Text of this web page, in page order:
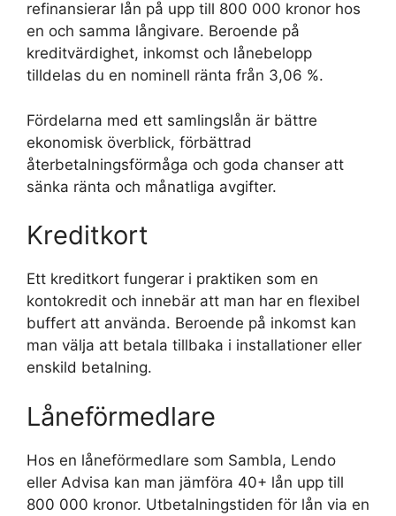
refinansierar lån på upp till 800 000 kronor hos
en och samma långivare. Beroende på
kreditvärdighet, inkomst och lånebelopp
tilldelas du en nominell ränta från 3,06 %.
Fördelarna med ett samlingslån är bättre
ekonomisk överblick, förbättrad
återbetalningsförmåga och goda chanser att
sänka ränta och månatliga avgifter.
Kreditkort
Ett kreditkort fungerar i praktiken som en
kontokredit och innebär att man har en flexibel
buffert att använda. Beroende på inkomst kan
man välja att betala tillbaka i installationer eller
enskild betalning.
Låneförmedlare
Hos en låneförmedlare som Sambla, Lendo
eller Advisa kan man jämföra 40+ lån upp till
800 000 kronor. Utbetalningstiden för lån via en